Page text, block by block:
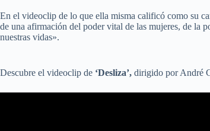
En el videoclip de lo que ella misma calificó como su
de una afirmación del poder vital de las mujeres, de la
nuestras vidas».
Descubre el videoclip de ‘Desliza’, dirigido por André